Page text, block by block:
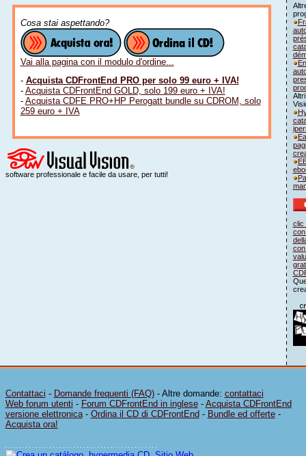
Cosa stai aspettando?
Vai alla pagina con il modulo d'ordine...
- Acquista CDFrontEnd PRO per solo 99 euro + IVA!
- Acquista CDFrontEnd GOLD, solo 199 euro + IVA!
- Acquista CDFE PRO+HP Perogatt bundle su CDROM, solo
259 euro + IVA
software professionale e facile da usare, per tutti!
clic
Contattaci - Domande frequenti (FAQ)- Altre domande: contattaci
Web forum utenti - Forum CDFrontEnd in inglese- Acquista CDFrontEnd
versione elettronica- Ordina il CD di CDFrontEnd - Bundle ed offerte-
Acquista ora!